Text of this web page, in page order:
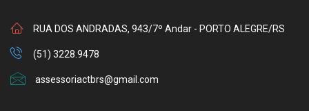
RUA DOS ANDRADAS, 943/7º Andar - PORTO ALEGRE/RS
(51) 3228.9478
assessoriactbrs@gmail.com